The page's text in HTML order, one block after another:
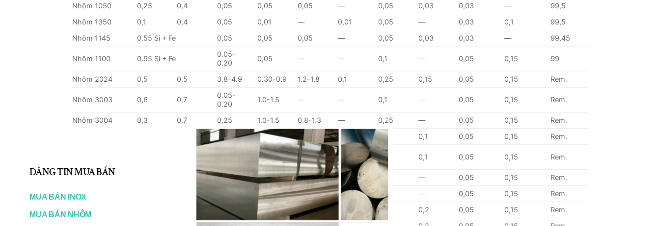
Nhôm 1050
0,25 0,4 0,05 0,05 0,05 — 0,05 0,03 0,03 —
99,5
Nhôm 1350
0,1 0,4 0,05 0,01 — 0,01 0,05 — 0,03 0,1
99,5
Nhôm 1145
0.55 Si + Fe 0,05 0,05 0,05 — 0,05 0,03 0,03 — 99,45
Nhôm 1100 0.95 Si + Fe
0.05-
0.20
0,05 — — 0,1 — 0,05 0,15 99
Nhôm 2024 0,5 0,5 3.8-4.9 0.30-0.9 1.2-1.8 0,1 0,25 0,15 0,05 0,15 Rem.
Nhôm 3003 0,6 0,7
0.05-
0.20
1.0-1.5 — — 0,1 — 0,05 0,15 Rem.
Nhôm 3004 0,3 0,7 0,25 1.0-1.5 0.8-1.3 — 0,25 — 0,05 0,15
Rem.
0,3 1.0-1.5 0.20-0.6 0,1 0,25 0,1 0,05 0,15 Rem.
0.05-
0.8-1.4 0.8-1.3 — 0,25 0,1 0,05 0,15 Rem.
Nhôm 4004 0,25 0,1 1.0-2.0 — 0,2 — 0,05 0,15
Rem.
Nhôm 4104
0,1 1.0-2.0 — 0,2 — 0,05 0,15
Rem.
Nhôm 4043
0,3 0,05 0,05 0,1 0,2 0,05 0,15
Rem.
CLOSE
THIS
MODULE
ĐĂNG TIN MUA BÁN
MUA BÁN INOX
MUA BÁN NHÔM